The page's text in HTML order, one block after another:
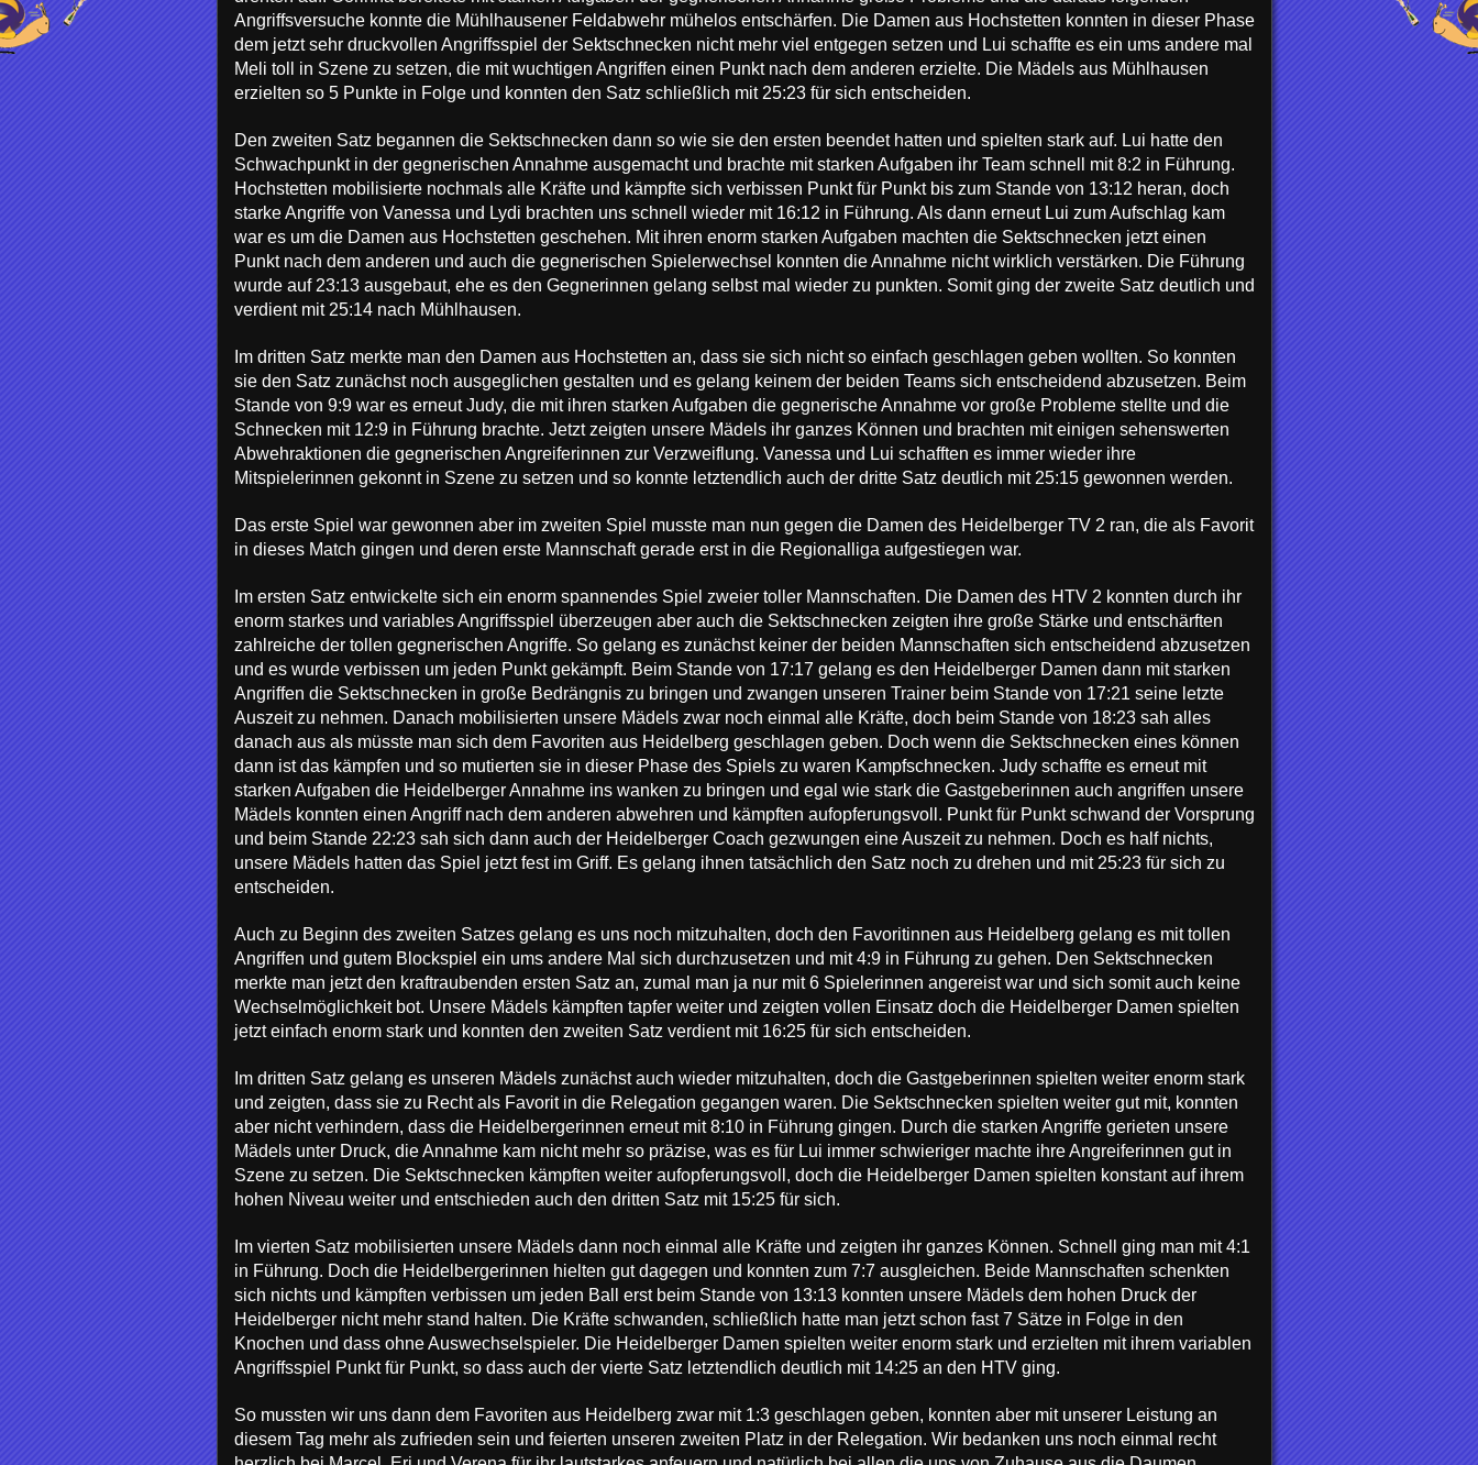
Angriffsversuche konnte die Mühlhausener Feldabwehr mühelos entschärfen. Die Damen aus Hochstetten konnten in dieser Phase
dem jetzt sehr druckvollen Angriffsspiel der Sektschnecken nicht mehr viel entgegen setzen und Lui schaffte es ein ums andere mal
Meli toll in Szene zu setzen, die mit wuchtigen Angriffen einen Punkt nach dem anderen erzielte. Die Mädels aus Mühlhausen
erzielten so 5 Punkte in Folge und konnten den Satz schließlich mit 25:23 für sich entscheiden.
Den zweiten Satz begannen die Sektschnecken dann so wie sie den ersten beendet hatten und spielten stark auf. Lui hatte den
Schwachpunkt in der gegnerischen Annahme ausgemacht und brachte mit starken Aufgaben ihr Team schnell mit 8:2 in Führung.
Hochstetten mobilisierte nochmals alle Kräfte und kämpfte sich verbissen Punkt für Punkt bis zum Stande von 13:12 heran, doch
starke Angriffe von Vanessa und Lydi brachten uns schnell wieder mit 16:12 in Führung. Als dann erneut Lui zum Aufschlag kam
war es um die Damen aus Hochstetten geschehen. Mit ihren enorm starken Aufgaben machten die Sektschnecken jetzt einen
Punkt nach dem anderen und auch die gegnerischen Spielerwechsel konnten die Annahme nicht wirklich verstärken. Die Führung
wurde auf 23:13 ausgebaut, ehe es den Gegnerinnen gelang selbst mal wieder zu punkten. Somit ging der zweite Satz deutlich und
verdient mit 25:14 nach Mühlhausen.
Im dritten Satz merkte man den Damen aus Hochstetten an, dass sie sich nicht so einfach geschlagen geben wollten. So konnten
sie den Satz zunächst noch ausgeglichen gestalten und es gelang keinem der beiden Teams sich entscheidend abzusetzen. Beim
Stande von 9:9 war es erneut Judy, die mit ihren starken Aufgaben die gegnerische Annahme vor große Probleme stellte und die
Schnecken mit 12:9 in Führung brachte. Jetzt zeigten unsere Mädels ihr ganzes Können und brachten mit einigen sehenswerten
Abwehraktionen die gegnerischen Angreiferinnen zur Verzweiflung. Vanessa und Lui schafften es immer wieder ihre
Mitspielerinnen gekonnt in Szene zu setzen und so konnte letztendlich auch der dritte Satz deutlich mit 25:15 gewonnen werden.
Das erste Spiel war gewonnen aber im zweiten Spiel musste man nun gegen die Damen des Heidelberger TV 2 ran, die als Favorit
in dieses Match gingen und deren erste Mannschaft gerade erst in die Regionalliga aufgestiegen war.
Im ersten Satz entwickelte sich ein enorm spannendes Spiel zweier toller Mannschaften. Die Damen des HTV 2 konnten durch ihr
enorm starkes und variables Angriffsspiel überzeugen aber auch die Sektschnecken zeigten ihre große Stärke und entschärften
zahlreiche der tollen gegnerischen Angriffe. So gelang es zunächst keiner der beiden Mannschaften sich entscheidend abzusetzen
und es wurde verbissen um jeden Punkt gekämpft. Beim Stande von 17:17 gelang es den Heidelberger Damen dann mit starken
Angriffen die Sektschnecken in große Bedrängnis zu bringen und zwangen unseren Trainer beim Stande von 17:21 seine letzte
Auszeit zu nehmen. Danach mobilisierten unsere Mädels zwar noch einmal alle Kräfte, doch beim Stande von 18:23 sah alles
danach aus als müsste man sich dem Favoriten aus Heidelberg geschlagen geben. Doch wenn die Sektschnecken eines können
dann ist das kämpfen und so mutierten sie in dieser Phase des Spiels zu waren Kampfschnecken. Judy schaffte es erneut mit
starken Aufgaben die Heidelberger Annahme ins wanken zu bringen und egal wie stark die Gastgeberinnen auch angriffen unsere
Mädels konnten einen Angriff nach dem anderen abwehren und kämpften aufopferungsvoll. Punkt für Punkt schwand der Vorsprung
und beim Stande 22:23 sah sich dann auch der Heidelberger Coach gezwungen eine Auszeit zu nehmen. Doch es half nichts,
unsere Mädels hatten das Spiel jetzt fest im Griff. Es gelang ihnen tatsächlich den Satz noch zu drehen und mit 25:23 für sich zu
entscheiden.
Auch zu Beginn des zweiten Satzes gelang es uns noch mitzuhalten, doch den Favoritinnen aus Heidelberg gelang es mit tollen
Angriffen und gutem Blockspiel ein ums andere Mal sich durchzusetzen und mit 4:9 in Führung zu gehen. Den Sektschnecken
merkte man jetzt den kraftraubenden ersten Satz an, zumal man ja nur mit 6 Spielerinnen angereist war und sich somit auch keine
Wechselmöglichkeit bot. Unsere Mädels kämpften tapfer weiter und zeigten vollen Einsatz doch die Heidelberger Damen spielten
jetzt einfach enorm stark und konnten den zweiten Satz verdient mit 16:25 für sich entscheiden.
Im dritten Satz gelang es unseren Mädels zunächst auch wieder mitzuhalten, doch die Gastgeberinnen spielten weiter enorm stark
und zeigten, dass sie zu Recht als Favorit in die Relegation gegangen waren. Die Sektschnecken spielten weiter gut mit, konnten
aber nicht verhindern, dass die Heidelbergerinnen erneut mit 8:10 in Führung gingen. Durch die starken Angriffe gerieten unsere
Mädels unter Druck, die Annahme kam nicht mehr so präzise, was es für Lui immer schwieriger machte ihre Angreiferinnen gut in
Szene zu setzen. Die Sektschnecken kämpften weiter aufopferungsvoll, doch die Heidelberger Damen spielten konstant auf ihrem
hohen Niveau weiter und entschieden auch den dritten Satz mit 15:25 für sich.
Im vierten Satz mobilisierten unsere Mädels dann noch einmal alle Kräfte und zeigten ihr ganzes Können. Schnell ging man mit 4:1
in Führung. Doch die Heidelbergerinnen hielten gut dagegen und konnten zum 7:7 ausgleichen. Beide Mannschaften schenkten
sich nichts und kämpften verbissen um jeden Ball erst beim Stande von 13:13 konnten unsere Mädels dem hohen Druck der
Heidelberger nicht mehr stand halten. Die Kräfte schwanden, schließlich hatte man jetzt schon fast 7 Sätze in Folge in den
Knochen und dass ohne Auswechselspieler. Die Heidelberger Damen spielten weiter enorm stark und erzielten mit ihrem variablen
Angriffsspiel Punkt für Punkt, so dass auch der vierte Satz letztendlich deutlich mit 14:25 an den HTV ging.
So mussten wir uns dann dem Favoriten aus Heidelberg zwar mit 1:3 geschlagen geben, konnten aber mit unserer Leistung an
diesem Tag mehr als zufrieden sein und feierten unseren zweiten Platz in der Relegation. Wir bedanken uns noch einmal recht